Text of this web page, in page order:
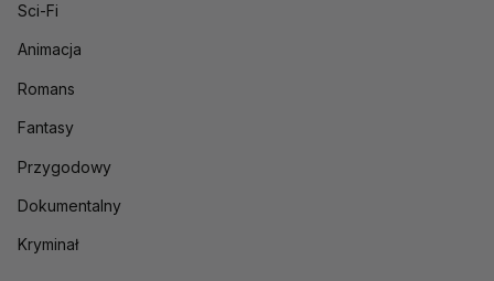
Sci-Fi
Animacja
Romans
Fantasy
Przygodowy
Dokumentalny
Kryminał